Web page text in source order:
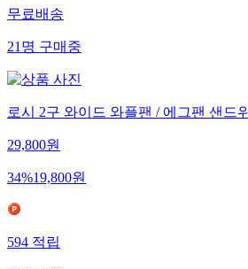
무료배송
21명구매중
로시 2구 와이드 와플팬 / 에그팬 샌드
29,800원
34%19,800원
594적립